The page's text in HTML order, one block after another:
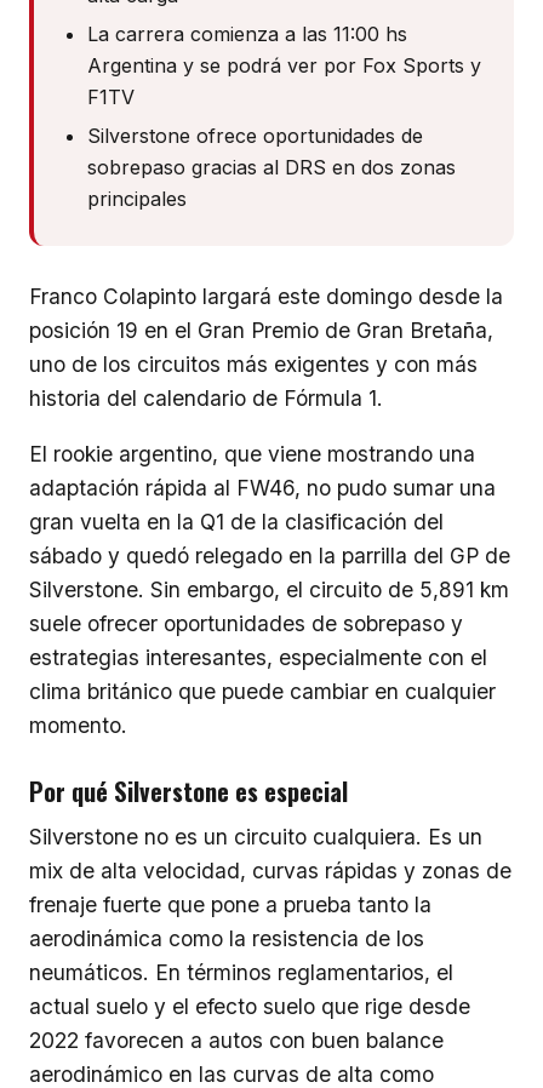
La carrera comienza a las 11:00 hs
Argentina y se podrá ver por Fox Sports y
F1TV
Silverstone ofrece oportunidades de
sobrepaso gracias al DRS en dos zonas
principales
Franco Colapinto largará este domingo desde la
posición 19 en el Gran Premio de Gran Bretaña,
uno de los circuitos más exigentes y con más
historia del calendario de Fórmula 1.
El rookie argentino, que viene mostrando una
adaptación rápida al FW46, no pudo sumar una
gran vuelta en la Q1 de la clasificación del
sábado y quedó relegado en la parrilla del GP de
Silverstone. Sin embargo, el circuito de 5,891 km
suele ofrecer oportunidades de sobrepaso y
estrategias interesantes, especialmente con el
clima británico que puede cambiar en cualquier
momento.
Por qué Silverstone es especial
Silverstone no es un circuito cualquiera. Es un
mix de alta velocidad, curvas rápidas y zonas de
frenaje fuerte que pone a prueba tanto la
aerodinámica como la resistencia de los
neumáticos. En términos reglamentarios, el
actual suelo y el efecto suelo que rige desde
2022 favorecen a autos con buen balance
aerodinámico en las curvas de alta como